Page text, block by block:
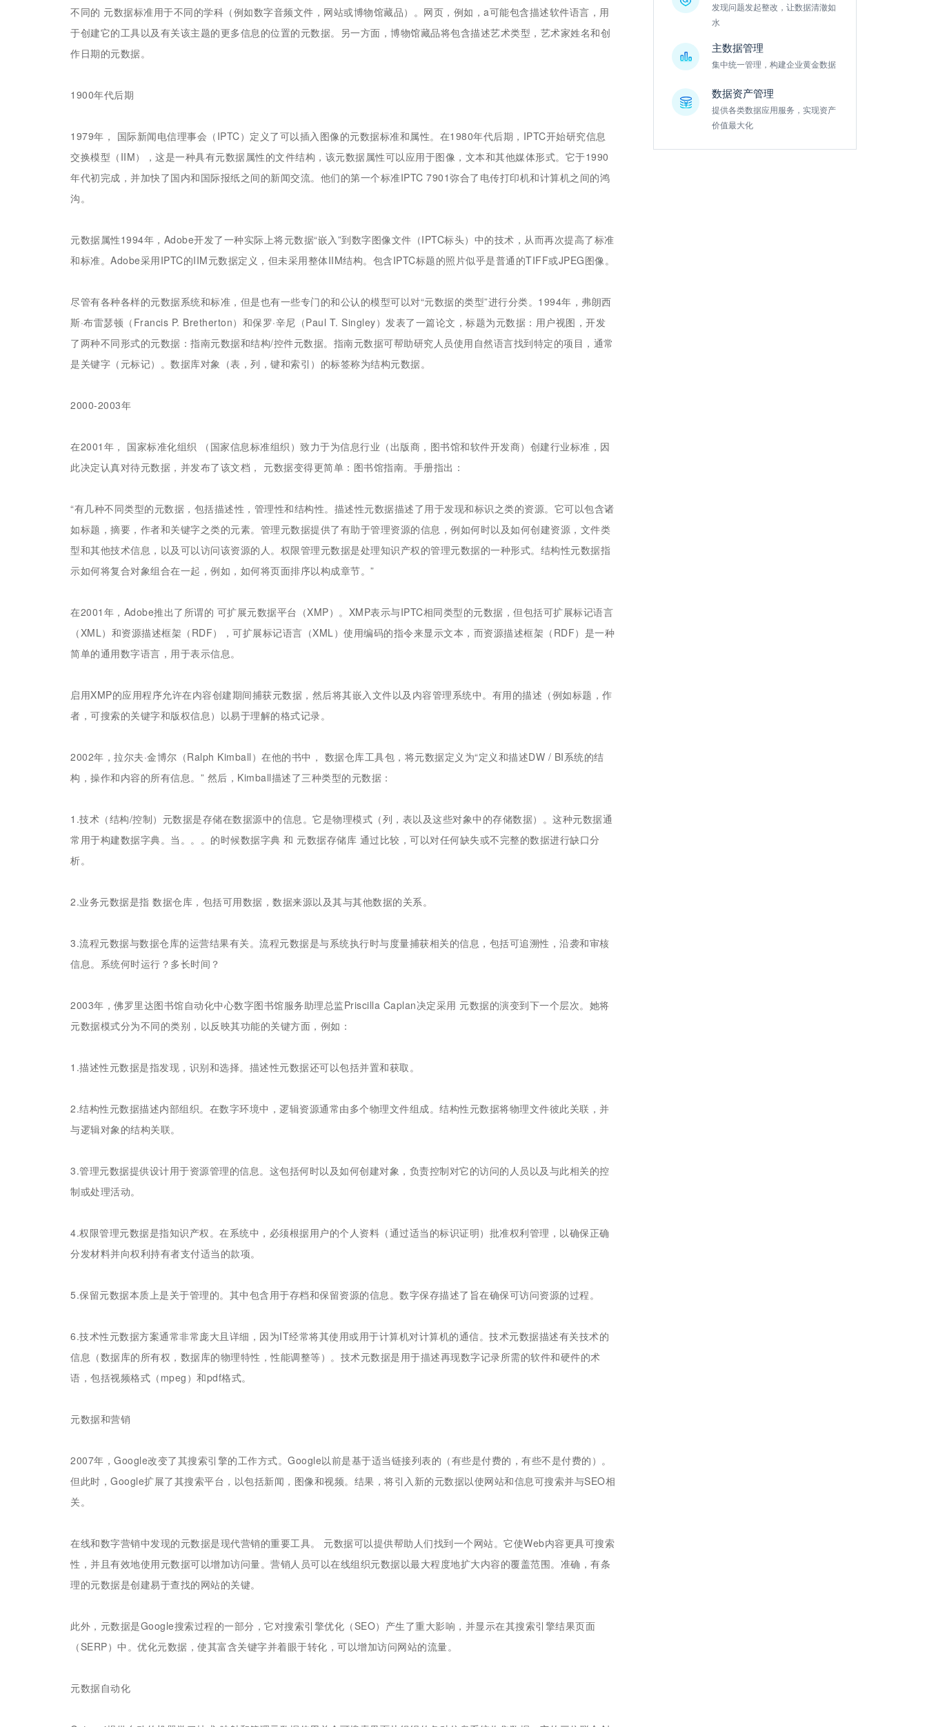
不同的 元数据标准用于不同的学科（例如数字音频文件，网站或博物馆藏品）。网页，例如，a可能包含描述软件语言，用
于创建它的工具以及有关该主题的更多信息的位置的元数据。另一方面，博物馆藏品将包含描述艺术类型，艺术家姓名和创
作日期的元数据。
1900年代后期
1979年， 国际新闻电信理事会（IPTC）定义了可以插入图像的元数据标准和属性。在1980年代后期，IPTC开始研究信息
交换模型（IIM），这是一种具有元数据属性的文件结构，该元数据属性可以应用于图像，文本和其他媒体形式。它于1990
年代初完成，并加快了国内和国际报纸之间的新闻交流。他们的第一个标准IPTC 7901弥合了电传打印机和计算机之间的鸿
沟。
元数据属性1994年，Adobe开发了一种实际上将元数据“嵌入”到数字图像文件（IPTC标头）中的技术，从而再次提高了标准
和标准。Adobe采用IPTC的IIM元数据定义，但未采用整体IIM结构。包含IPTC标题的照片似乎是普通的TIFF或JPEG图像。
尽管有各种各样的元数据系统和标准，但是也有一些专门的和公认的模型可以对“元数据的类型”进行分类。1994年，弗朗西
斯·布雷瑟顿（Francis P. Bretherton）和保罗·辛尼（Paul T. Singley）发表了一篇论文，标题为元数据：用户视图，开发
了两种不同形式的元数据：指南元数据和结构/控件元数据。指南元数据可帮助研究人员使用自然语言找到特定的项目，通常
是关键字（元标记）。数据库对象（表，列，键和索引）的标签称为结构元数据。
2000-2003年
在2001年， 国家标准化组织 （国家信息标准组织）致力于为信息行业（出版商，图书馆和软件开发商）创建行业标准，因
此决定认真对待元数据，并发布了该文档， 元数据变得更简单：图书馆指南。手册指出：
“有几种不同类型的元数据，包括描述性，管理性和结构性。描述性元数据描述了用于发现和标识之类的资源。它可以包含诸
如标题，摘要，作者和关键字之类的元素。管理元数据提供了有助于管理资源的信息，例如何时以及如何创建资源，文件类
型和其他技术信息，以及可以访问该资源的人。权限管理元数据是处理知识产权的管理元数据的一种形式。结构性元数据指
示如何将复合对象组合在一起，例如，如何将页面排序以构成章节。”
在2001年，Adobe推出了所谓的 可扩展元数据平台（XMP）。XMP表示与IPTC相同类型的元数据，但包括可扩展标记语言
（XML）和资源描述框架（RDF），可扩展标记语言（XML）使用编码的指令来显示文本，而资源描述框架（RDF）是一种
简单的通用数字语言，用于表示信息。
启用XMP的应用程序允许在内容创建期间捕获元数据，然后将其嵌入文件以及内容管理系统中。有用的描述（例如标题，作
者，可搜索的关键字和版权信息）以易于理解的格式记录。
2002年，拉尔夫·金博尔（Ralph Kimball）在他的书中， 数据仓库工具包，将元数据定义为“定义和描述DW / BI系统的结
构，操作和内容的所有信息。” 然后，Kimball描述了三种类型的元数据：
1.技术（结构/控制）元数据是存储在数据源中的信息。它是物理模式（列，表以及这些对象中的存储数据）。这种元数据通
常用于构建数据字典。当。。。的时候数据字典 和 元数据存储库 通过比较，可以对任何缺失或不完整的数据进行缺口分
析。
2.业务元数据是指 数据仓库，包括可用数据，数据来源以及其与其他数据的关系。
3.流程元数据与数据仓库的运营结果有关。流程元数据是与系统执行时与度量捕获相关的信息，包括可追溯性，沿袭和审核
信息。系统何时运行？多长时间？
2003年，佛罗里达图书馆自动化中心数字图书馆服务助理总监Priscilla Caplan决定采用 元数据的演变到下一个层次。她将
元数据模式分为不同的类别，以反映其功能的关键方面，例如：
1.描述性元数据是指发现，识别和选择。描述性元数据还可以包括并置和获取。
2.结构性元数据描述内部组织。在数字环境中，逻辑资源通常由多个物理文件组成。结构性元数据将物理文件彼此关联，并
与逻辑对象的结构关联。
3.管理元数据提供设计用于资源管理的信息。这包括何时以及如何创建对象，负责控制对它的访问的人员以及与此相关的控
制或处理活动。
4.权限管理元数据是指知识产权。在系统中，必须根据用户的个人资料（通过适当的标识证明）批准权利管理，以确保正确
分发材料并向权利持有者支付适当的款项。
5.保留元数据本质上是关于管理的。其中包含用于存档和保留资源的信息。数字保存描述了旨在确保可访问资源的过程。
6.技术性元数据方案通常非常庞大且详细，因为IT经常将其使用或用于计算机对计算机的通信。技术元数据描述有关技术的
信息（数据库的所有权，数据库的物理特性，性能调整等）。技术元数据是用于描述再现数字记录所需的软件和硬件的术
语，包括视频格式（mpeg）和pdf格式。
元数据和营销
2007年，Google改变了其搜索引擎的工作方式。Google以前是基于适当链接列表的（有些是付费的，有些不是付费的）。
但此时，Google扩展了其搜索平台，以包括新闻，图像和视频。结果，将引入新的元数据以使网站和信息可搜索并与SEO相
关。
在线和数字营销中发现的元数据是现代营销的重要工具。 元数据可以提供帮助人们找到一个网站。它使Web内容更具可搜索
性，并且有效地使用元数据可以增加访问量。营销人员可以在线组织元数据以最大程度地扩大内容的覆盖范围。准确，有条
理的元数据是创建易于查找的网站的关键。
此外，元数据是Google搜索过程的一部分，它对搜索引擎优化（SEO）产生了重大影响，并显示在其搜索引擎结果页面
（SERP）中。优化元数据，使其富含关键字并着眼于转化，可以增加访问网站的流量。
元数据自动化
发现问题发起整改，让数据清澈如
水
主数据管理
集中统一管理，构建企业黄金数据
数据资产管理
提供各类数据应用服务，实现资产
价值最大化